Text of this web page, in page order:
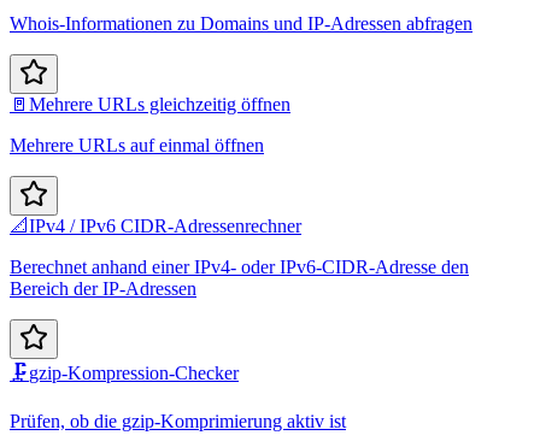
Whois-Informationen zu Domains und IP-Adressen abfragen
🚪 Mehrere URLs gleichzeitig öffnen
Mehrere URLs auf einmal öffnen
📐IPv4 / IPv6 CIDR-Adressenrechner
Berechnet anhand einer IPv4- oder IPv6-CIDR-Adresse den
Bereich der IP-Adressen
🗜️gzip-Kompression-Checker
Prüfen, ob die gzip-Komprimierung aktiv ist